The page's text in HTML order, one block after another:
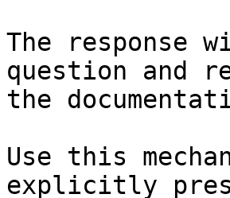
The response
question and
the
Use this
explicitly